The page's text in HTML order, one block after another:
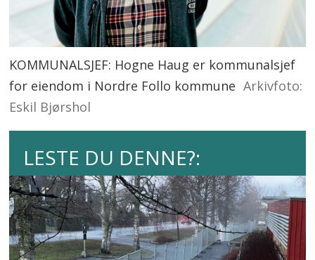
KOMMUNALSJEF: Hogne Haug er kommunalsjef
for eiendom i Nordre Follo kommune Arkivfoto:
Eskil Bjørshol
LESTE DU DENNE?: